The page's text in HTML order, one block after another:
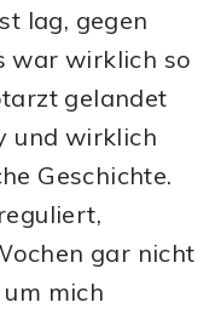
lag, gegen
war wirklich so
gelandet
und wirklich
Geschichte.
gar nicht
mich